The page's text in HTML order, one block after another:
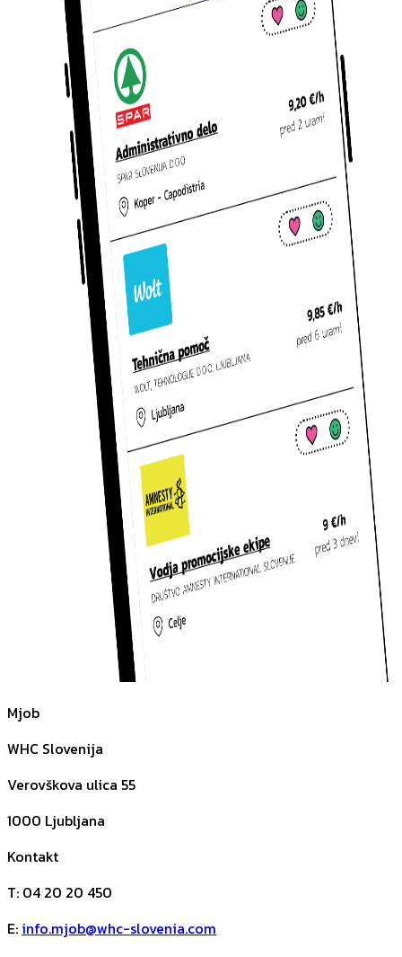
Mjob
WHC Slovenija
Verovškova ulica 55
1000 Ljubljana
Kontakt
T: 04 20 20 450
E: info.mjob@whc-slovenia.com